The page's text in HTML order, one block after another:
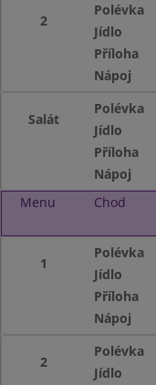
2
Polévka
Jídlo
Příloha
Nápoj
Salát
Polévka
Jídlo
Příloha
Nápoj
Menu
Chod
1
Polévka
Jídlo
Příloha
Nápoj
2
Polévka
Jídlo